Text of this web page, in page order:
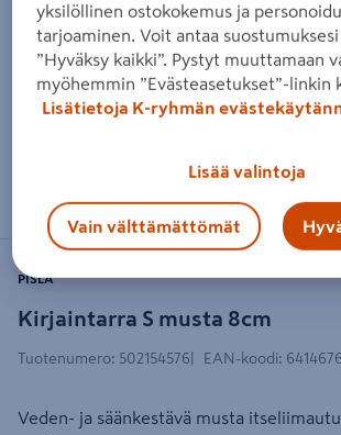
Zoomaa kuvaa sormilla
Kirjaintarra S musta 8cm
PISLA
Tuotenumero: 502154576 EAN-koodi:
Veden- ja säänkestävä musta
yksilöllinen ostokokemus ja
tarjoaminen. Voit antaa
”Hyväksy kaikki”. Pystyt muuttamaan
myöhemmin ”Evästeasetukset”-linkin
Lisätietoja K-ryhmän
Lisää valintoja
Vain välttämättömät